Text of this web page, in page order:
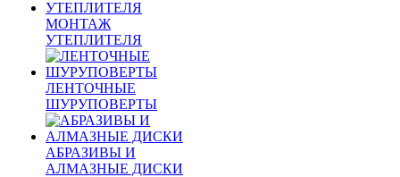
МОНТАЖ
УТЕПЛИТЕЛЯ
ЛЕНТОЧНЫЕ
ШУРУПОВЕРТЫ
АБРАЗИВЫ И
АЛМАЗНЫЕ ДИСКИ